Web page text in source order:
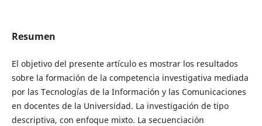
Resumen
El objetivo del presente artículo es mostrar los resultados
sobre la formación de la competencia investigativa mediada
por las Tecnologías de la Información y las Comunicaciones
en docentes de la Universidad. La investigación de tipo
descriptiva, con enfoque mixto. La secuenciación